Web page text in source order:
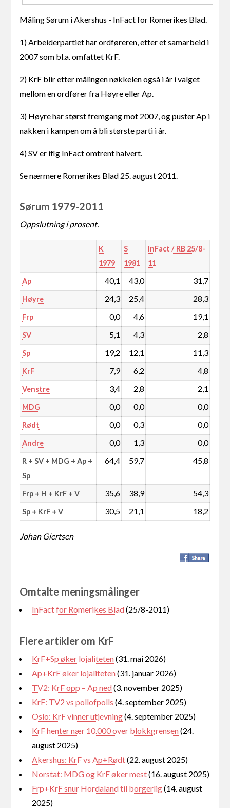
Måling Sørum i Akershus - InFact for Romerikes Blad.
1) Arbeiderpartiet har ordføreren, etter et samarbeid i
2007 som bl.a. omfattet KrF.
2) KrF blir etter målingen nøkkelen også i år i valget
mellom en ordfører fra Høyre eller Ap.
3) Høyre har størst fremgang mot 2007, og puster Ap i
nakken i kampen om å bli største parti i år.
4) SV er iflg InFact omtrent halvert.
Se nærmere Romerikes Blad 25. august 2011.
Sørum 1979-2011
Oppslutning i prosent.
K
1979
S
1981
InFact / RB 25/8-
11
Ap 40,1 43,0 31,7
Høyre 24,3 25,4 28,3
Frp 0,0 4,6 19,1
SV 5,1 4,3 2,8
Sp 19,2 12,1 11,3
KrF 7,9 6,2 4,8
Venstre 3,4 2,8 2,1
MDG 0,0 0,0 0,0
Rødt 0,0 0,3 0,0
Andre 0,0 1,3 0,0
R + SV + MDG + Ap +
Sp
64,4 59,7 45,8
Frp + H + KrF + V 35,6 38,9 54,3
Sp + KrF + V 30,5 21,1 18,2
Johan Giertsen
Omtalte meningsmålinger
InFact for Romerikes Blad(25/8-2011)
Flere artikler om KrF
KrF+Sp øker lojaliteten(31. mai 2026)
Ap+KrF øker lojaliteten(31. januar 2026)
TV2: KrF opp – Ap ned(3. november 2025)
KrF: TV2 vs pollofpolls (4. september 2025)
Oslo: KrF vinner utjevning(4. september 2025)
KrF henter nær 10.000 over blokkgrensen(24.
august 2025)
Akershus: KrF vs Ap+Rødt(22. august 2025)
Norstat: MDG og KrF øker mest(16. august 2025)
Frp+KrF snur Hordaland til borgerlig(14. august
2025)